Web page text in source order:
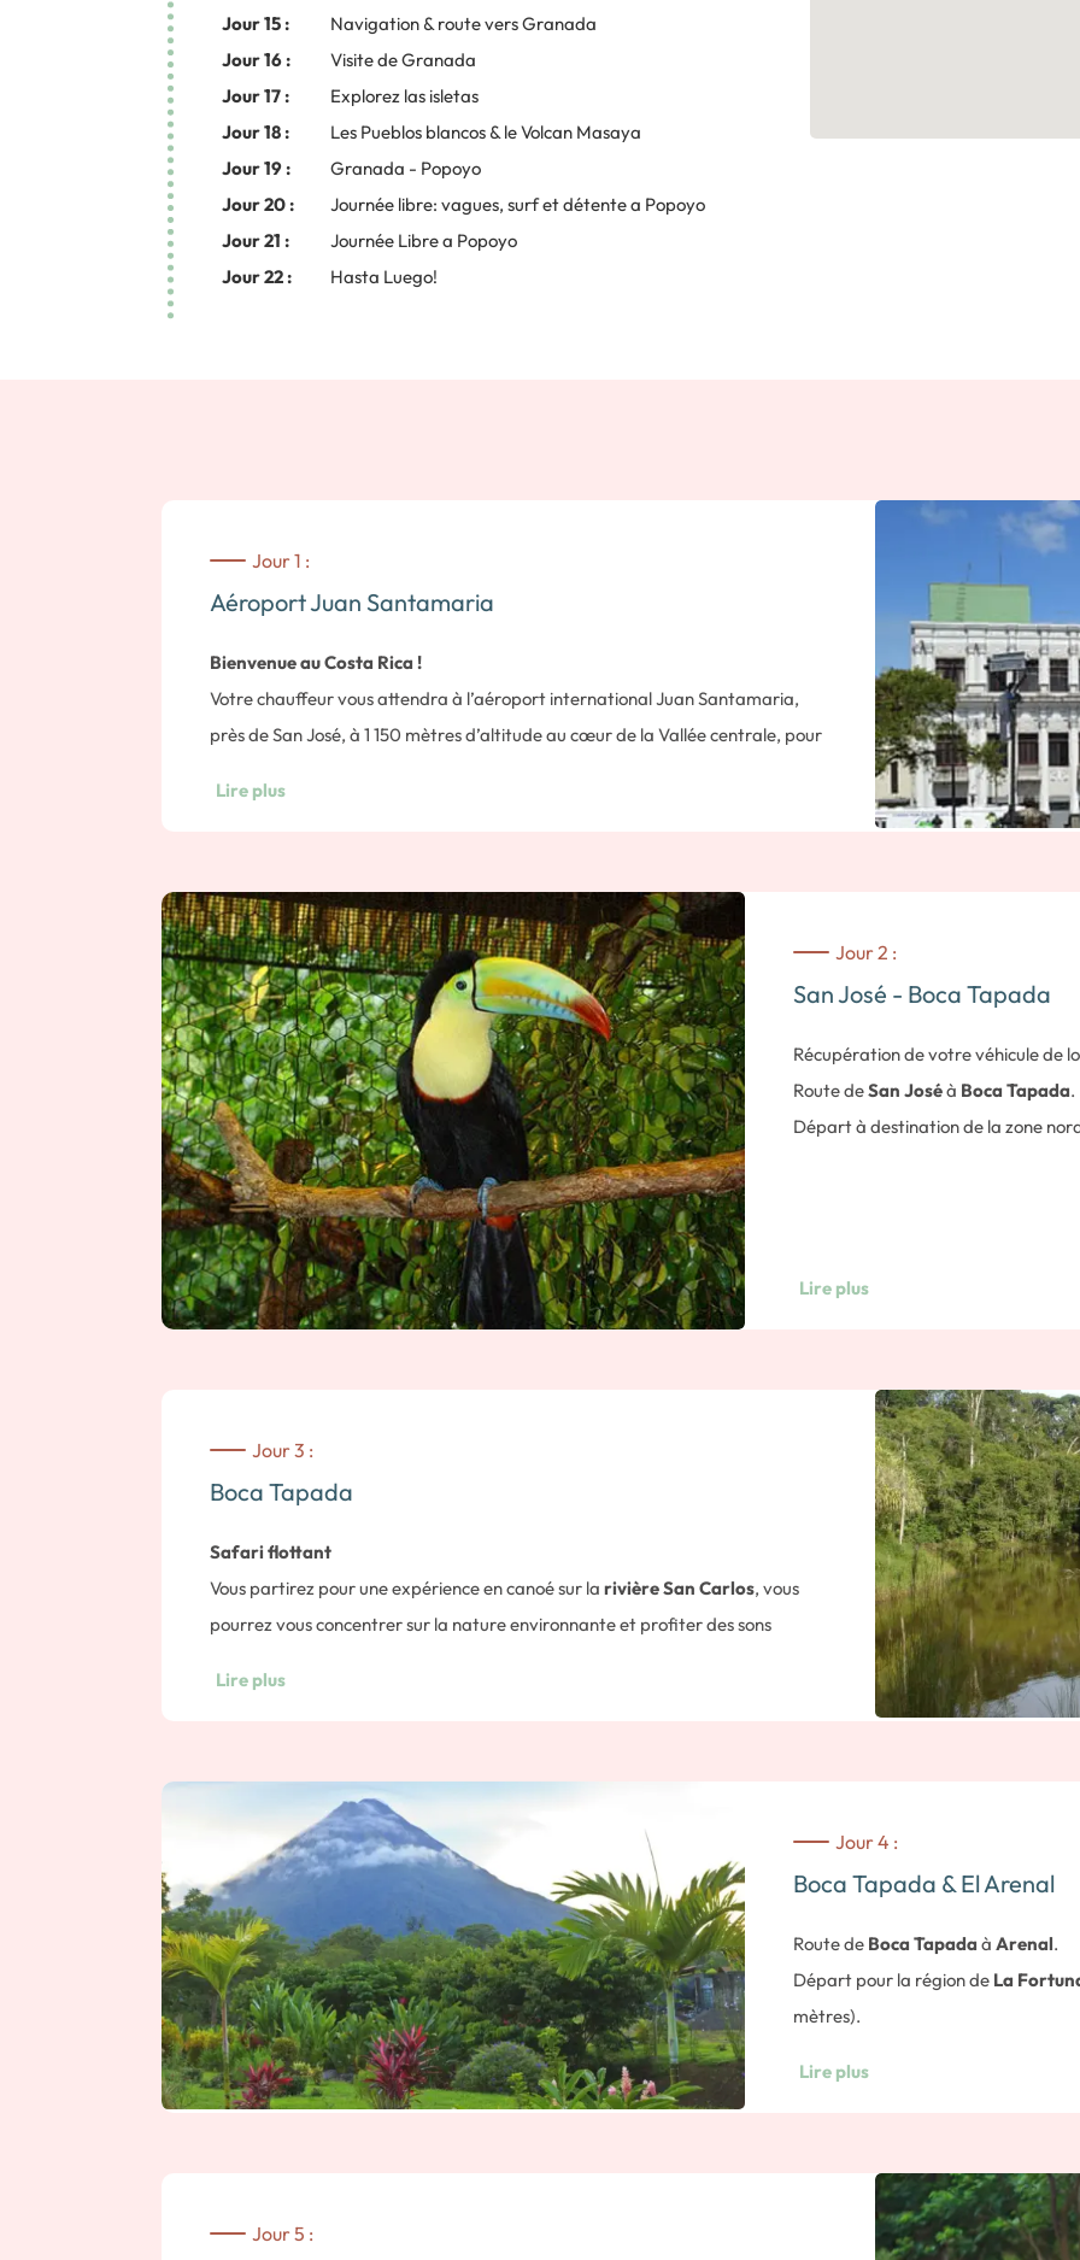
Jour 15 :
Navigation & route vers Granada
Jour 16 :
Visite de Granada
Jour 17 :
Explorez las isletas
Jour 18 :
Les Pueblos blancos & le Volcan Masaya
Jour 19 :
Granada - Popoyo
Jour 20 :
Journée libre: vagues, surf et détente a Popoyo
Jour 21 :
Journée Libre a Popoyo
Jour 22 :
Hasta Luego!
Jour 1 :
Aéroport Juan Santamaria
Bienvenue au Costa Rica !
Votre chauffeur vous attendra à l’aéroport international Juan Santamaria,
près de San José, à 1 150 mètres d’altitude au cœur de la Vallée centrale, pour
Nuit a San Jose
Lire plus
Jour 2 :
San José - Boca Tapada
Récupération de votre véhicule de
Route deSan Joséà Boca Tapada.
Départ à destination de la zone
flottante, en parfaite harmonie
Durée approximative: 1 heure.
Séjour au Maquenque Eco-Lodge
suivantes : une randonnée guidée
propriété et l’utilisation des canoés
Nuit dans un Eco-Lodge.
Lire plus
Jour 3 :
Boca Tapada
Safari flottant
Vous partirez pour une expérience en canoé sur larivière San Carlos, vous
pourrez vous concentrer sur la nature environnante et profiter des sons
Vous découvrirez en toute tranquillité les oiseaux aquatiques et autres
Durée approximative : 4 heures.
Séjour au Maquenque Eco-Lodge au cours duquel sont incluses les activités
suivantes : une randonnée guidée en forêt, la plantation d’un arbre sur la
propriété et l’utilisation des canoés sur la lagune (sans guide).
Nuit dans un Eco-Lodge.
Lire plus
Jour 4 :
Boca Tapada & El Arenal
Route de Boca Tapada àArenal.
Départ pour la région de La
mètres).
Visite de la Fondation Asis &
conservation des animaux est
impact vous avez tout en vous
Lire plus
Jour 5 :